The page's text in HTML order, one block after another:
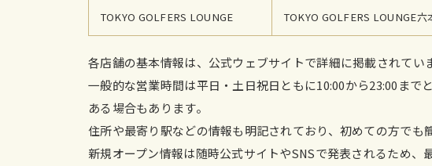
TOKYO GOLFERS LOUNGE TOKYO GOLFERS LOUNGE六
各店舗の基本情報は、公式ウェブサイトで詳細に掲載されてい
一般的な営業時間は平日・土日祝日ともに10:00から23:00まで
ある場合もあります。
住所や最寄り駅などの情報も明記されており、初めての方でも
新規オープン情報は随時公式サイトやSNSで発表されるため